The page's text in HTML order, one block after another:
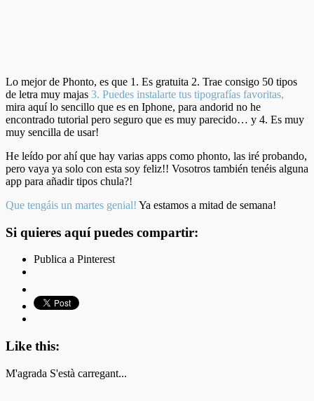
Lo mejor de Phonto, es que 1. Es gratuita 2. Trae consigo 50 tipos
de letra muy majas 3. Puedes instalarte tus tipografías favoritas,
mira aquí lo sencillo que es en Iphone, para andorid no he
encontrado tutorial pero seguro que es muy parecido… y 4. Es muy
muy sencilla de usar!
He leído por ahí que hay varias apps como phonto, las iré probando,
pero vaya ya solo con esta soy feliz!! Vosotros también tenéis alguna
app para añadir tipos chula?!
Que tengáis un martes genial! Ya estamos a mitad de semana!
Si quieres aquí puedes compartir:
Publica a Pinterest
Like this:
M'agrada S'està carregant...